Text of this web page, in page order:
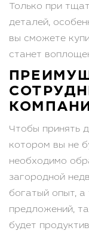
Только при
деталей,
вы сможете
станет
Чтобы принять
котором вы не
необходимо
загородной
богатый опыт,
предложений,
будет